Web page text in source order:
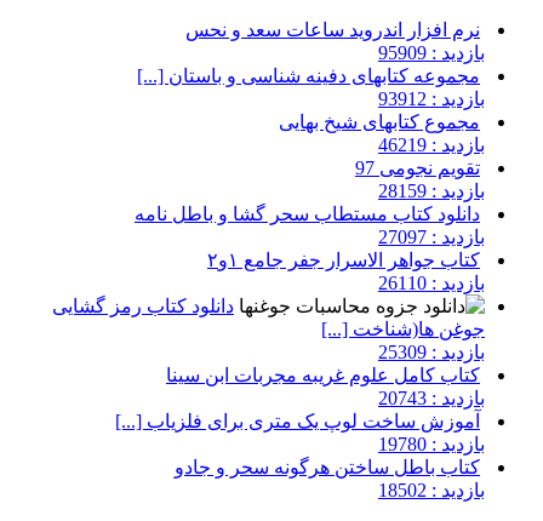
نرم افزار اندروید ساعات سعد و نحس
بازدید : 95909
مجموعه کتابهای دفینه شناسی و باستان [...]
بازدید : 93912
مجموع کتابهای شیخ بهایی
بازدید : 46219
تقویم نجومی 97
بازدید : 28159
دانلود کتاب مستطاب سحر گشا و باطل نامه
بازدید : 27097
کتاب جواهر الاسرار جفر جامع ۱و۲
بازدید : 26110
دانلود کتاب رمز گشایی
جوغن ها(شناخت [...]
بازدید : 25309
کتاب کامل علوم غریبه مجربات ابن سینا
بازدید : 20743
آموزش ساخت لوپ یک متری برای فلزیاب [...]
بازدید : 19780
کتاب باطل ساختن هرگونه سحر و جادو
بازدید : 18502